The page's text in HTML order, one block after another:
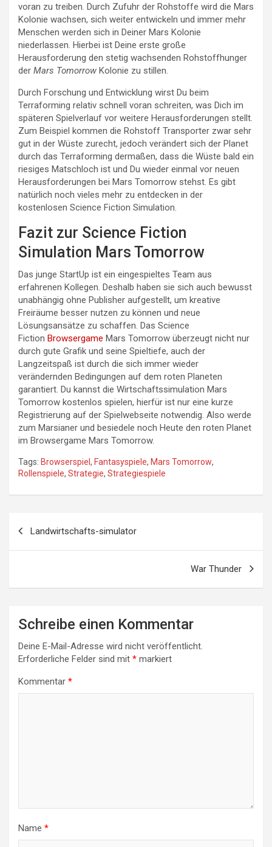
voran zu treiben. Durch Zufuhr der Rohstoffe wird die Mars
Kolonie wachsen, sich weiter entwickeln und immer mehr
Menschen werden sich in Deiner Mars Kolonie
niederlassen. Hierbei ist Deine erste große
Herausforderung den stetig wachsenden Rohstoffhunger
der Mars Tomorrow Kolonie zu stillen.
Durch Forschung und Entwicklung wirst Du beim
Terraforming relativ schnell voran schreiten, was Dich im
späteren Spielverlauf vor weitere Herausforderungen stellt.
Zum Beispiel kommen die Rohstoff Transporter zwar sehr
gut in der Wüste zurecht, jedoch verändert sich der Planet
durch das Terraforming dermaßen, dass die Wüste bald ein
riesiges Matschloch ist und Du wieder einmal vor neuen
Herausforderungen bei Mars Tomorrow stehst. Es gibt
natürlich noch vieles mehr zu entdecken in der
kostenlosen Science Fiction Simulation.
Fazit zur Science Fiction
Simulation Mars Tomorrow
Das junge StartUp ist ein eingespieltes Team aus
erfahrenen Kollegen. Deshalb haben sie sich auch bewusst
unabhängig ohne Publisher aufgestellt, um kreative
Freiräume besser nutzen zu können und neue
Lösungsansätze zu schaffen. Das Science
Fiction Browsergame Mars Tomorrow überzeugt nicht nur
durch gute Grafik und seine Spieltiefe, auch der
Langzeitspaß ist durch die sich immer wieder
verändernden Bedingungen auf dem roten Planeten
garantiert. Du kannst die Wirtschaftssimulation Mars
Tomorrow kostenlos spielen, hierfür ist nur eine kurze
Registrierung auf der Spielwebseite notwendig. Also werde
zum Marsianer und besiedele noch Heute den roten Planet
im Browsergame Mars Tomorrow.
Tags: Browserspiel, Fantasyspiele, Mars Tomorrow,
Rollenspiele, Strategie, Strategiespiele
Landwirtschafts-simulator
War Thunder
Schreibe einen Kommentar
Deine E-Mail-Adresse wird nicht veröffentlicht.
Erforderliche Felder sind mit * markiert
Kommentar *
Name *